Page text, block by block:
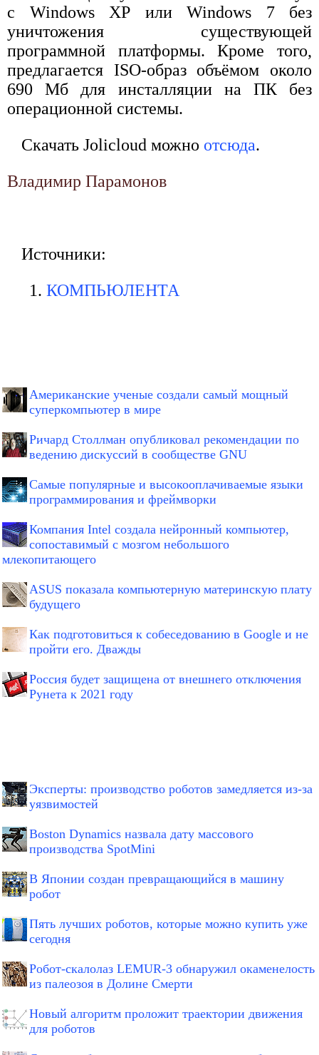
с Windows ХР или Windows 7 без
уничтожения существующей
программной платформы. Кроме того,
предлагается ISO-образ объёмом около
690 Мб для инсталляции на ПК без
операционной системы.
Скачать Jolicloud можно отсюда.
Владимир Парамонов
Источники:
КОМПЬЮЛЕНТА
Американские ученые создали самый мощный
суперкомпьютер в мире
Ричард Столлман опубликовал рекомендации по
ведению дискуссий в сообществе GNU
Самые популярные и высокооплачиваемые языки
программирования и фреймворки
Компания Intel создала нейронный компьютер,
сопоставимый с мозгом небольшого
млекопитающего
ASUS показала компьютерную материнскую плату
будущего
Как подготовиться к собеседованию в Google и не
пройти его. Дважды
Россия будет защищена от внешнего отключения
Рунета к 2021 году
Эксперты: производство роботов замедляется из-за
уязвимостей
Boston Dynamics назвала дату массового
производства SpotMini
В Японии создан превращающийся в машину
робот
Пять лучших роботов, которые можно купить уже
сегодня
Робот-скалолаз LEMUR-3 обнаружил окаменелость
из палеозоя в Долине Смерти
Новый алгоритм проложит траектории движения
для роботов